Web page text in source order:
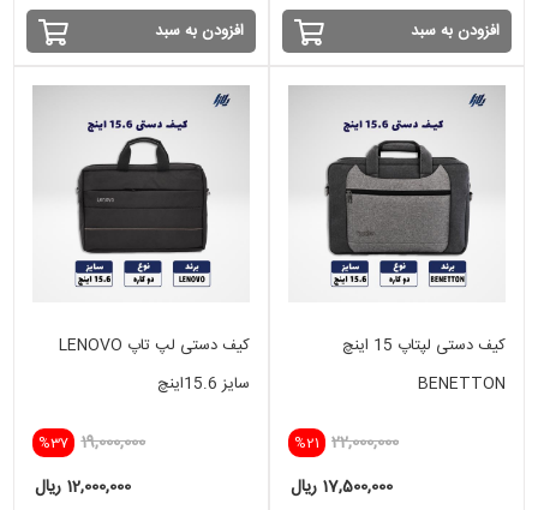
افزودن به سبد افزودن به سبد
کیف دستی لپتاپ 15 اینچ
BENETTON
%21 22,000,000
17,500,000 ریال
کیف دستی لپ تاپ LENOVO
سایز 15.6اینچ
%37 19,000,000
12,000,000 ریال